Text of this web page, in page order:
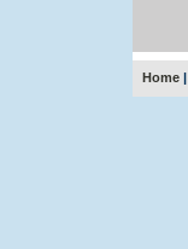
Home |